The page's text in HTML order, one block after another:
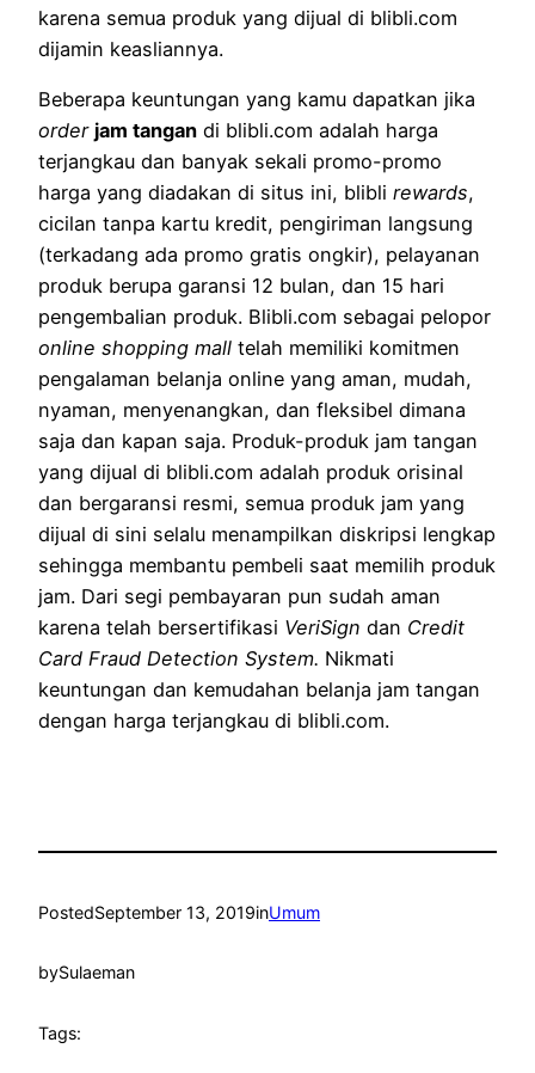
karena semua produk yang dijual di blibli.com
dijamin keasliannya.
Beberapa keuntungan yang kamu dapatkan jika
order jam tangan di blibli.com adalah harga
terjangkau dan banyak sekali promo-promo
harga yang diadakan di situs ini, blibli rewards,
cicilan tanpa kartu kredit, pengiriman langsung
(terkadang ada promo gratis ongkir), pelayanan
produk berupa garansi 12 bulan, dan 15 hari
pengembalian produk. Blibli.com sebagai pelopor
online shopping mall telah memiliki komitmen
pengalaman belanja online yang aman, mudah,
nyaman, menyenangkan, dan fleksibel dimana
saja dan kapan saja. Produk-produk jam tangan
yang dijual di blibli.com adalah produk orisinal
dan bergaransi resmi, semua produk jam yang
dijual di sini selalu menampilkan diskripsi lengkap
sehingga membantu pembeli saat memilih produk
jam. Dari segi pembayaran pun sudah aman
karena telah bersertifikasi VeriSign dan Credit
Card Fraud Detection System. Nikmati
keuntungan dan kemudahan belanja jam tangan
dengan harga terjangkau di blibli.com.
PostedSeptember 13, 2019inUmum
bySulaeman
Tags: